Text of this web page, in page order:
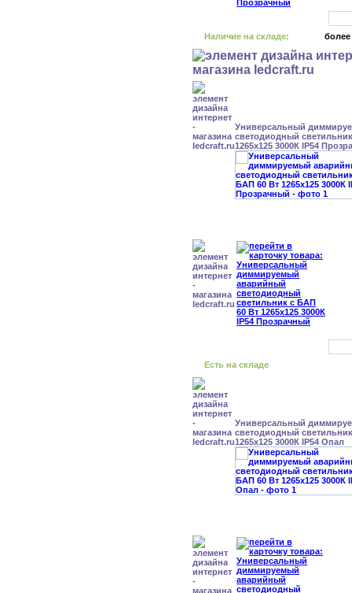
Наличие на складе: более
Универсальный
светодиодный
1265x125 3000К IP54
Есть на складе
Универсальный
светодиодный
1265x125 3000К IP54 Опал